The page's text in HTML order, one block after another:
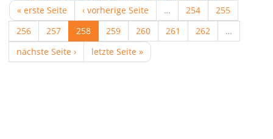
« erste Seite
‹ vorherige Seite … 254
255
256
257 258 259 260 261 262
…
nächste Seite ›
letzte Seite »